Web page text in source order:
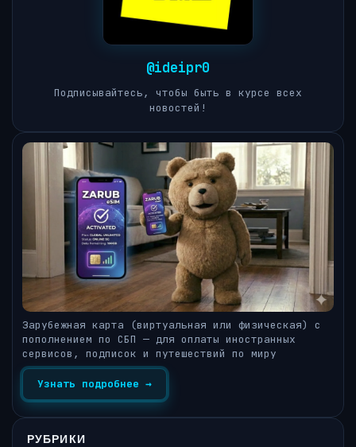
@ideipr0
Подписывайтесь, чтобы быть в курсе всех
новостей!
Зарубежная карта (виртуальная или физическая) с
пополнением по СБП — для оплаты иностранных
сервисов, подписок и путешествий по миру
Узнать подробнее →
РУБРИКИ